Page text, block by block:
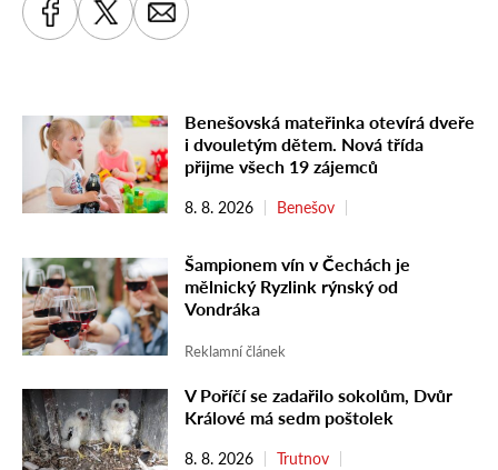
Benešovská mateřinka otevírá dveře
i dvouletým dětem. Nová třída
přijme všech 19 zájemců
8. 8. 2026 Benešov
Šampionem vín v Čechách je
mělnický Ryzlink rýnský od
Vondráka
Reklamní článek
V Poříčí se zadařilo sokolům, Dvůr
Králové má sedm poštolek
8. 8. 2026 Trutnov